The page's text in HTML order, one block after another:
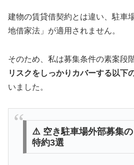
建物の賃貸借契約とは違い、駐車
地借家法」が適用されません。
そのため、私は募集条件の素案段階
リスクをしっかりカバーする以下
いました。
⚠️ 空き駐車場外部募集の
特約3選